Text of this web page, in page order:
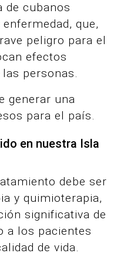
de cubanos
que,
peligro para el
efectos
personas.
generar una
para el país.
en nuestra Isla
debe ser
y quimioterapia,
significativa de
a los pacientes
de vida.